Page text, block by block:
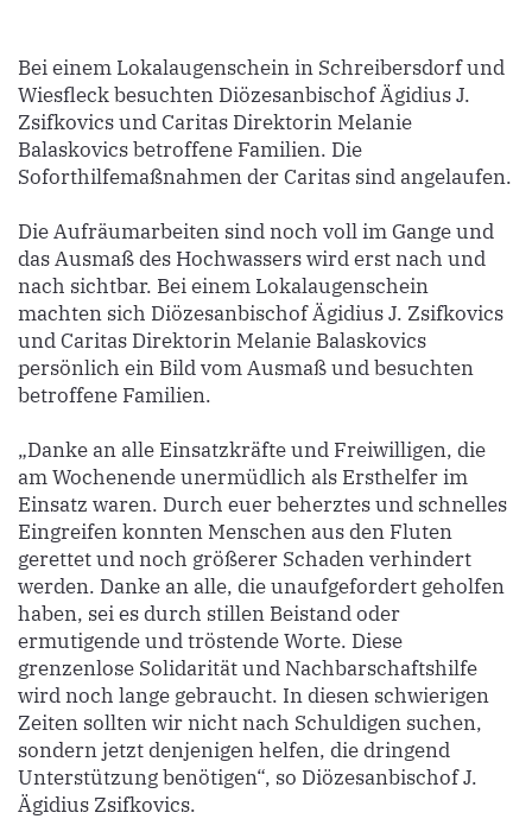
Bei einem Lokalaugenschein in Schreibersdorf und
Wiesfleck besuchten Diözesanbischof Ägidius J.
Zsifkovics und Caritas Direktorin Melanie
Balaskovics betroffene Familien. Die
Soforthilfemaßnahmen der Caritas sind angelaufen.
Die Aufräumarbeiten sind noch voll im Gange und
das Ausmaß des Hochwassers wird erst nach und
nach sichtbar. Bei einem Lokalaugenschein
machten sich Diözesanbischof Ägidius J. Zsifkovics
und Caritas Direktorin Melanie Balaskovics
persönlich ein Bild vom Ausmaß und besuchten
betroffene Familien.
„Danke an alle Einsatzkräfte und Freiwilligen, die
am Wochenende unermüdlich als Ersthelfer im
Einsatz waren. Durch euer beherztes und schnelles
Eingreifen konnten Menschen aus den Fluten
gerettet und noch größerer Schaden verhindert
werden. Danke an alle, die unaufgefordert geholfen
haben, sei es durch stillen Beistand oder
ermutigende und tröstende Worte. Diese
grenzenlose Solidarität und Nachbarschaftshilfe
wird noch lange gebraucht. In diesen schwierigen
Zeiten sollten wir nicht nach Schuldigen suchen,
sondern jetzt denjenigen helfen, die dringend
Unterstützung benötigen“, so Diözesanbischof J.
Ägidius Zsifkovics.